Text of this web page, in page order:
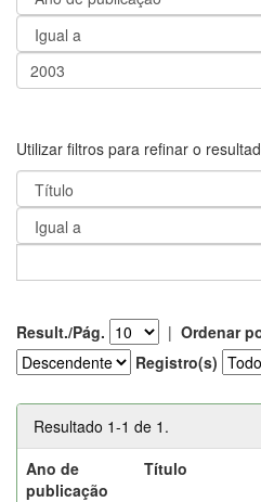
Utilizar filtros para refinar o
Result./Pág. | Ordenar
Registro(s)
Resultado 1-1 de 1.
Ano de
publicação
Título